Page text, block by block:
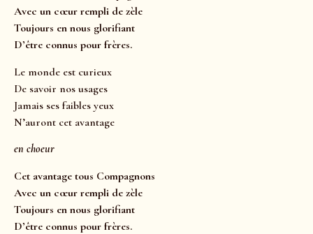
Avec un cœur rempli de zèle
Toujours en nous glorifiant
D’être connus pour frères.
Le monde est curieux
De savoir nos usages
Jamais ses faibles yeux
N’auront cet avantage
en choeur
Cet avantage tous Compagnons
Avec un cœur rempli de zèle
Toujours en nous glorifiant
D’être connus pour frères.